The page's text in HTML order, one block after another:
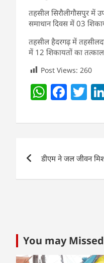
तहसील सिरौलीगौसपुर में
समाधान दिवस में 03
तहसील हैदरगढ़ में
में 12 शिकायतों का तत्काल
Post Views: 260
W
at
A
F
c
b
T
itt
navigation
डीएम ने जल जीवन
You may Missed